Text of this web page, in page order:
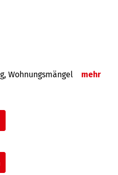
Wohnungsmängel mehr